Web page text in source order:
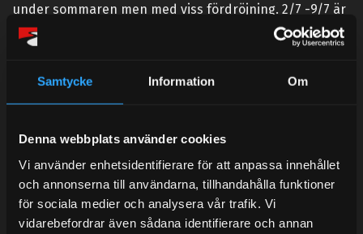
Samtycke Information Om
Denna webbplats använder cookies
Vi använder enhetsidentifierare för att anpassa innehållet
och annonserna till användarna, tillhandahålla funktioner
för sociala medier och analysera vår trafik. Vi
vidarebefordrar även sådana identifierare och annan
under sommaren men med viss fördröjning. 2/7 -9/7 är
det helt stängt.
Mån-Tors: 10:30-15:00
Lunchstängt 12:00-13:00
info@streetperformance.se